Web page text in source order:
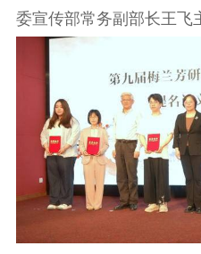
理论
哲
社科强省 工
江苏文脉
新
主题宣传 对
委宣传部常务副部长王飞